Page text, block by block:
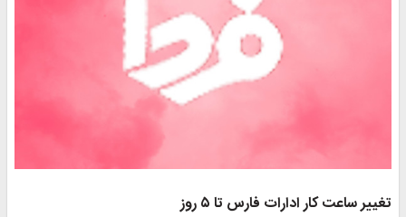
تغییر ساعت کار ادارات فارس تا ۵ روز